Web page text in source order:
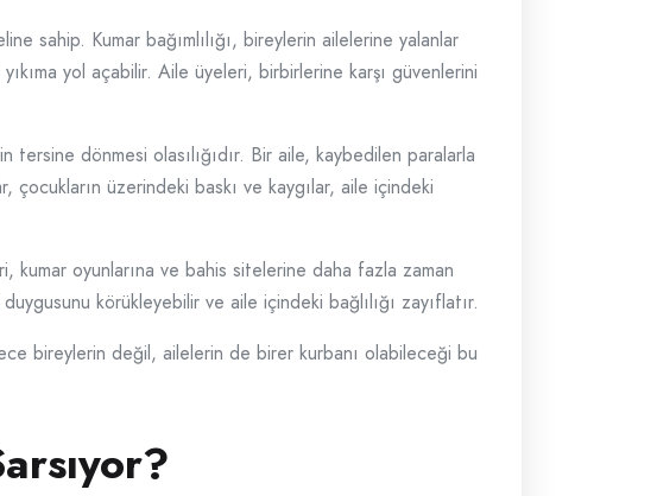
sahip. Kumar bağımlılığı, bireylerin ailelerine yalanlar
yol açabilir. Aile üyeleri, birbirlerine karşı güvenlerini
dönmesi olasılığıdır. Bir aile, kaybedilen paralarla
çocukların üzerindeki baskı ve kaygılar, aile içindeki
kumar oyunlarına ve bahis sitelerine daha fazla zaman
körükleyebilir ve aile içindeki bağlılığı zayıflatır.
bireylerin değil, ailelerin de birer kurbanı olabileceği bu